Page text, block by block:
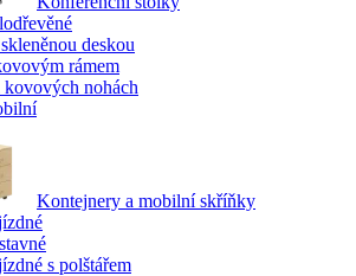
deskou
rámem
kovových nohách
Kontejnery a mobilní skříňky
s polštářem